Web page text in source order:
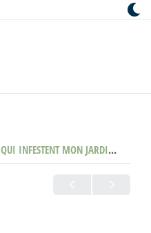
QUI INFESTENT MON JARDIN (Les peurs)